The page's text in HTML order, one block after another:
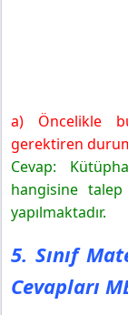
a) Öncelikle
gerektiren
Cevap:
hangisine
yapılmaktadır.
5. Sınıf
Cevapları